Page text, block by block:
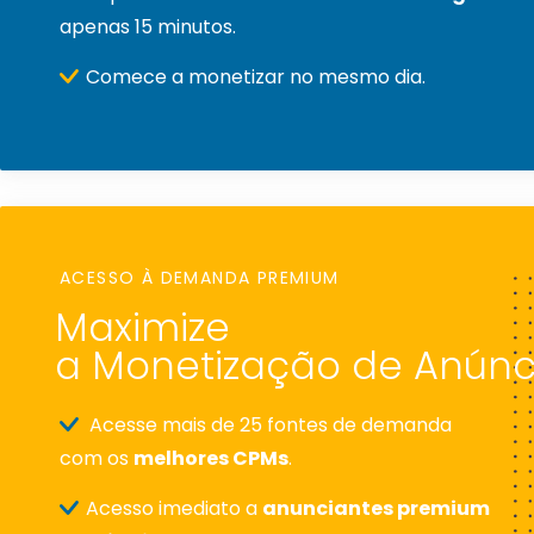
apenas 15 minutos.
Comece a monetizar no mesmo dia.
ACESSO À DEMANDA PREMIUM
Maximize
a Monetização de
Acesse mais de 25 fontes de demanda
com os melhores CPMs.
Acesso imediato a anunciantes premium